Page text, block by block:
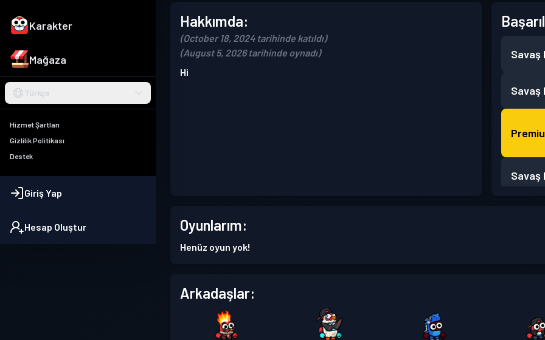
Karakter
Mağaza
Türkçe
Hizmet Şartları
Gizlilik Politikası
Destek
Giriş Yap
Hesap Oluştur
Hakkımda:
(October 18, 2024 tarihinde katıldı)
(August 5, 2026 tarihinde oynadı)
Hi
Savaş
Savaş
Savaş
Oyunlarım:
Henüz oyun yok!
Arkadaşlar: